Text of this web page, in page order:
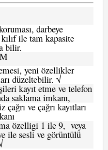
darbeye
ile tam kapasite
bilir.
yeni özellikler
düzeltebilir. √
kayıt etme ve telefon
saklama imkanı,
çağrı ve çağrı kayıtları
özelligi 1 ile 9, veya
ile sesli ve görüntülü